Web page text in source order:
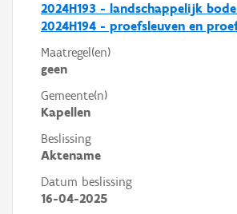
2024H193 - landschappelijk
2024H194 - proefsleuven en
Maatregel(en)
geen
Gemeente(n)
Kapellen
Beslissing
Aktename
Datum beslissing
16-04-2025